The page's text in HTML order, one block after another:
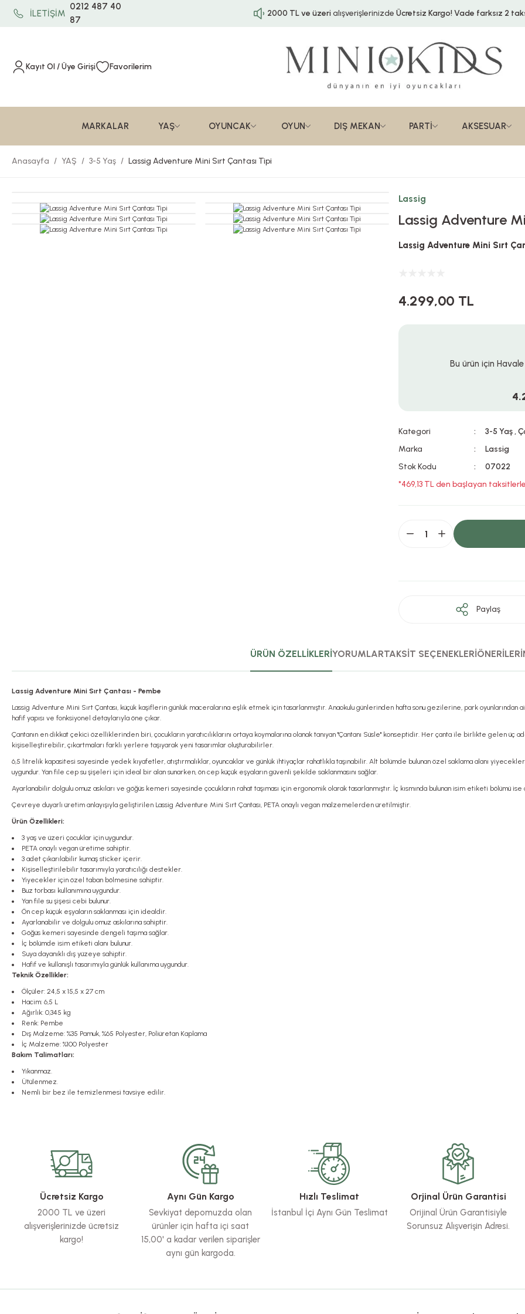
İLETİŞİM
0212 487 40
87
2000 TL ve üzerialışverişlerinizde Ücretsiz Kargo!Vade farksız 2
Kayıt Ol / Üye Girişi Favorilerim
MARKALAR YAŞ OYUNCAK OYUN DIŞ MEKAN PARTİ AKSESUAR
Anasayfa YAŞ 3-5 Yaş Lassig Adventure Mini Sırt Çantası Tipi
Lassig
Lassig Adventure
Lassig Adventure Mini Sırt
4.299,00 TL
Bu ürün için
Kategori 3-5 Yaş,
Marka
Lassig
Stok Kodu
07022
*469,13 TL den başlayan
Paylaş
ÜRÜN ÖZELLİKLERİYORUMLARTAKSİT SEÇENEKLERİ
Lassig Adventure Mini Sırt Çantası - Pembe
Lassig Adventure Mini Sırt Çantası, küçük kaşiflerin günlük maceralarına eşlik etmek için tasarlanmıştır. Anaokulu günlerinden hafta sonu gezilerine, park
hafif yapısı ve fonksiyonel detaylarıyla öne çıkar.
Çantanın en dikkat çekici özelliklerinden biri, çocukların yaratıcılıklarını ortaya koymalarına olanak tanıyan "Çantanı Süsle" konseptidir. Her çanta ile birlikte gelen
kişiselleştirebilir, çıkartmaları farklı yerlere taşıyarak yeni tasarımlar oluşturabilirler.
6,5 litrelik kapasitesi sayesinde yedek kıyafetler, atıştırmalıklar, oyuncaklar ve günlük ihtiyaçlar rahatlıkla taşınabilir. Alt bölümde bulunan özel saklama alanı
uygundur. Yan file cep su şişeleri için ideal bir alan sunarken, ön cep küçük eşyaların güvenli şekilde saklanmasını sağlar.
Ayarlanabilir dolgulu omuz askıları ve göğüs kemeri sayesinde çocukların rahat taşıması için ergonomik olarak tasarlanmıştır. İç kısmında bulunan isim etiketi bölümü ise
Çevreye duyarlı üretim anlayışıyla geliştirilen Lassig Adventure Mini Sırt Çantası, PETA onaylı vegan malzemelerden üretilmiştir.
Ürün Özellikleri:
3 yaş ve üzeri çocuklar için uygundur.
PETA onaylı vegan üretime sahiptir.
3 adet çıkarılabilir kumaş sticker içerir.
Kişiselleştirilebilir tasarımıyla yaratıcılığı destekler.
Yiyecekler için özel taban bölmesine sahiptir.
Buz torbası kullanımına uygundur.
Yan file su şişesi cebi bulunur.
Ön cep küçük eşyaların saklanması için idealdir.
Ayarlanabilir ve dolgulu omuz askılarına sahiptir.
Göğüs kemeri sayesinde dengeli taşıma sağlar.
İç bölümde isim etiketi alanı bulunur.
Suya dayanıklı dış yüzeye sahiptir.
Hafif ve kullanışlı tasarımıyla günlük kullanıma uygundur.
Teknik Özellikler:
Ölçüler: 24,5 x 15,5 x 27 cm
Hacim: 6,5 L
Ağırlık: 0,345 kg
Renk: Pembe
Dış Malzeme: %35 Pamuk, %65 Polyester, Poliüretan Kaplama
İç Malzeme: %100 Polyester
Bakım Talimatları:
Yıkanmaz.
Ütülenmez.
Nemli bir bez ile temizlenmesi tavsiye edilir.
Ürün resmi kalitesiz, bozuk veya görüntülenemiyor.
Ürün açıklamasında eksik bilgiler bulunuyor.
Ürün bilgilerinde hatalar bulunuyor.
Ürün fiyatı diğer sitelerden daha pahalı.
Bu ürüne benzer farklı alternatifler olmalı.
Ücretsiz Kargo
2000 TL ve üzeri
alışverişlerinizde ücretsiz
kargo!
Aynı Gün Kargo
Sevkiyat depomuzda olan
ürünler için hafta içi saat
15,00' a kadar verilen siparişler
aynı gün kargoda.
Hızlı Teslimat
İstanbul İçi Aynı Gün Teslimat
Orjinal Ürün Garantisi
Orijinal Ürün Garantisiyle
Sorunsuz Alışverişin Adresi.